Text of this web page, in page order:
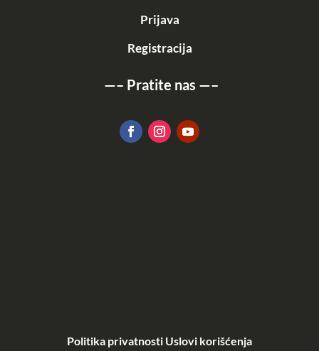
Prijava
Registracija
—– Pratite nas —–
Politika privatnosti Uslovi korišćenja